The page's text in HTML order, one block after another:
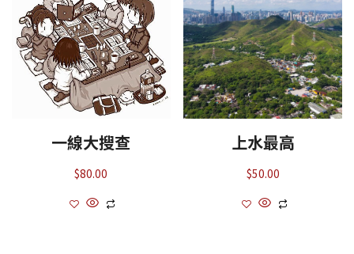
一線大搜查
$80.00
上水最高
$50.00